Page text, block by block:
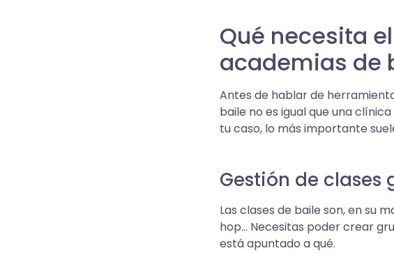
Qué necesita
academias de
Antes de hablar de
baile no es igual que una
tu caso, lo más importante
Gestión de clases
Las clases de baile son, en su
hop… Necesitas poder crear
está apuntado a qué.